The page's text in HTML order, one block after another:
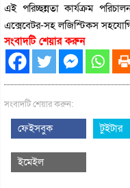
এই পরিচ্ছন্নতা কার্যক্রম
এক্সেবেটর-সহ লজিস্টিকস
সংবাদটি শেয়ার করুন
সংবাদটি শেয়ার করুন:
ফেইসবুক টুইটার
ইমেইল